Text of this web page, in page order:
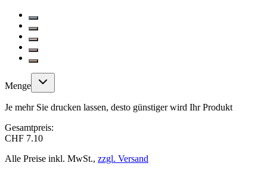
Menge
Je mehr Sie drucken lassen, desto günstiger wird Ihr Produkt
Gesamtpreis:
CHF 7.10
Alle Preise inkl. MwSt., zzgl. Versand